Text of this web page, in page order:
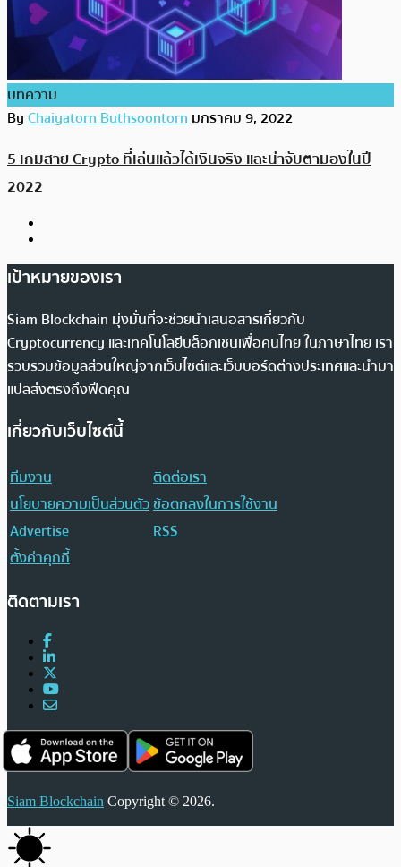
บทความ
ByChaiyatorn Buthsoontornมกราคม 9, 2022
5 เกมสาย Crypto ที่เล่นแล้วได้เงินจริง และน่าจับตามองในปี
2022
เป้าหมายของเรา
Siam Blockchain มุ่งมั่นที่จะช่วยนำเสนอสารเกี่ยวกับ
Cryptocurrency และเทคโนโลยีบล็อกเชนเพื่อคนไทย ในภาษาไทย เรา
รวบรวมข้อมูลส่วนใหญ่จากเว็บไซต์และเว็บบอร์ดต่างประเทศและนำมา
แปลส่งตรงถึงฟีดคุณ
เกี่ยวกับเว็บไซต์นี้
ทีมงาน
ติดต่อเรา
นโยบายความเป็นส่วนตัวข้อตกลงในการใช้งาน
Advertise
RSS
ตั้งค่าคุกกี้
ติดตามเรา
Siam Blockchain Copyright © 2026.